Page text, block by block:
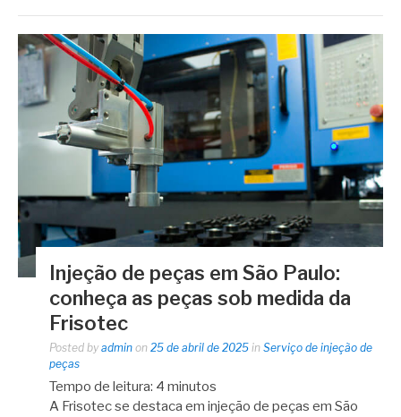
Injeção de peças em São Paulo:
conheça as peças sob medida da
Frisotec
Posted by admin on 25 de abril de 2025 in Serviço de injeção de
peças
Tempo de leitura: 4 minutos
A Frisotec se destaca em injeção de peças em São